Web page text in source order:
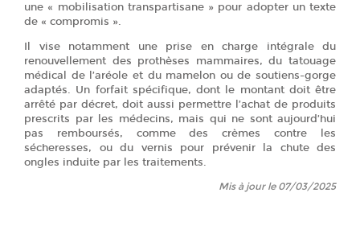
une « mobilisation transpartisane » pour adopter un texte
de « compromis ».
Il vise notamment une prise en charge intégrale du
renouvellement des prothèses mammaires, du tatouage
médical de l’aréole et du mamelon ou de soutiens-gorge
adaptés. Un forfait spécifique, dont le montant doit être
arrêté par décret, doit aussi permettre l’achat de produits
prescrits par les médecins, mais qui ne sont aujourd’hui
pas remboursés, comme des crèmes contre les
sécheresses, ou du vernis pour prévenir la chute des
ongles induite par les traitements.
Mis à jour le 07/03/2025